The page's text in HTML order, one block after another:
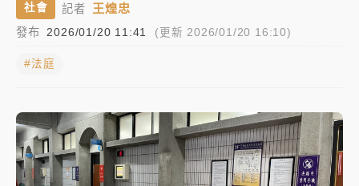
父親節泡湯了！中颱白海豚雨彈轟3天 「紅到發紫」降
雨熱區曝
暑假過三周才推「E宿新北打卡趣」！抽獎程序複雜 觀
旅局回應了
中信慈善基金會想增加董事人數！辜仲諒向法院聲請遭
社會 記者 王煌忠
發布 2026/01/20 11:41 (更新 2026/01/20 16:10)
#法庭